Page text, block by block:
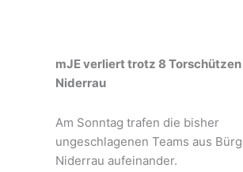
mJE verliert trotz 8
Niderrau
Am Sonntag trafen die bisher
ungeschlagenen Teams aus
Niderrau aufeinander.